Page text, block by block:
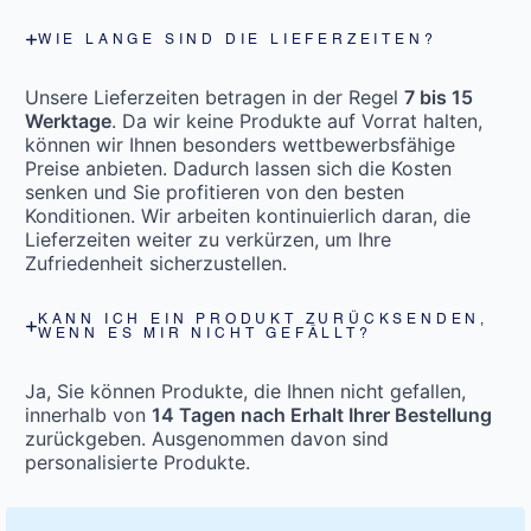
WIE LANGE SIND DIE LIEFERZEITEN?
Unsere Lieferzeiten betragen in der Regel 7 bis 15
Werktage. Da wir keine Produkte auf Vorrat halten,
können wir Ihnen besonders wettbewerbsfähige
Preise anbieten. Dadurch lassen sich die Kosten
senken und Sie profitieren von den besten
Konditionen. Wir arbeiten kontinuierlich daran, die
Lieferzeiten weiter zu verkürzen, um Ihre
Zufriedenheit sicherzustellen.
KANN ICH EIN PRODUKT ZURÜCKSENDEN,
WENN ES MIR NICHT GEFÄLLT?
Ja, Sie können Produkte, die Ihnen nicht gefallen,
innerhalb von 14 Tagen nach Erhalt Ihrer Bestellung
zurückgeben. Ausgenommen davon sind
personalisierte Produkte.